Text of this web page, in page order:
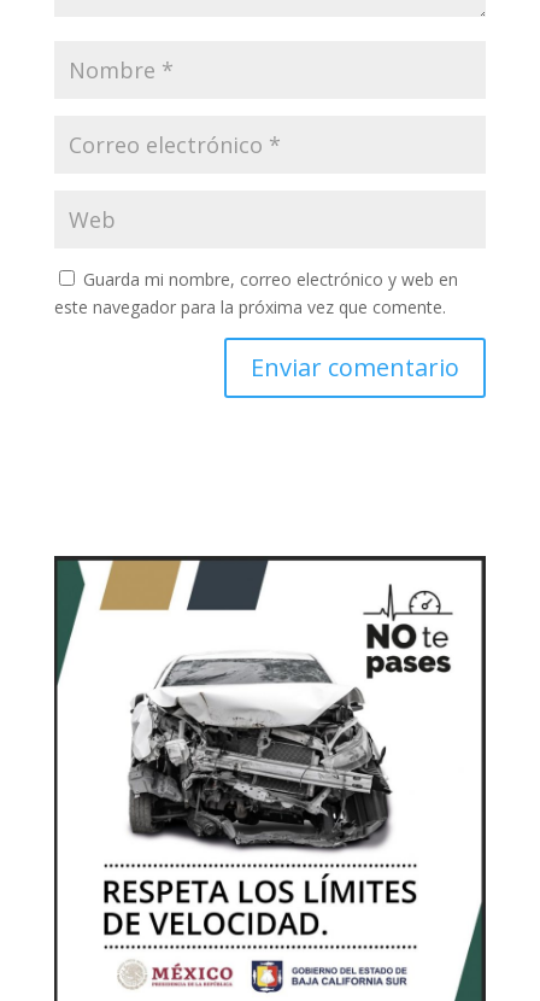
Guarda mi nombre, correo electrónico y web en
este navegador para la próxima vez que comente.